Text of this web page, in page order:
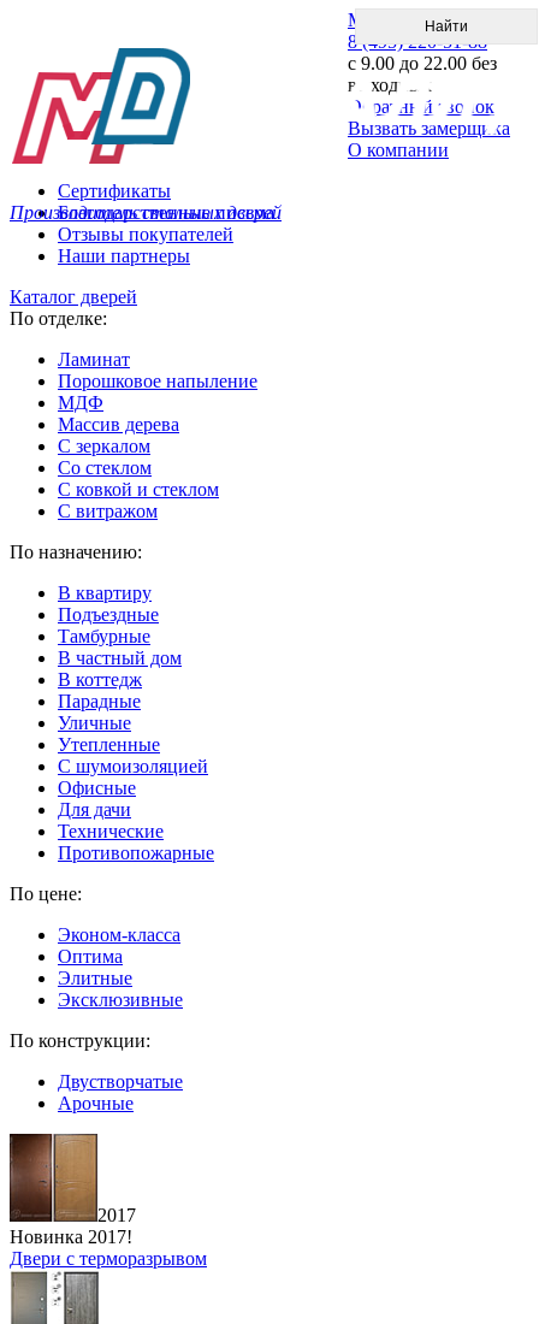
Производитель стальных дверей
Меню
8 (495) 220-51-88
с 9.00 до 22.00 без
выходных
Обратный звонок
Вызвать замерщика
О компании
Сертификаты
Благодарственные письма
Отзывы покупателей
Наши партнеры
Каталог дверей
По отделке:
Ламинат
Порошковое напыление
МДФ
Массив дерева
С зеркалом
Со стеклом
С ковкой и стеклом
С витражом
По назначению:
В квартиру
Подъездные
Тамбурные
В частный дом
В коттедж
Парадные
Уличные
Утепленные
C шумоизоляцией
Офисные
Для дачи
Технические
Противопожарные
По цене:
Эконом-класса
Оптима
Элитные
Эксклюзивные
По конструкции:
Двустворчатые
Арочные
2017
Новинка 2017!
Двери с терморазрывом